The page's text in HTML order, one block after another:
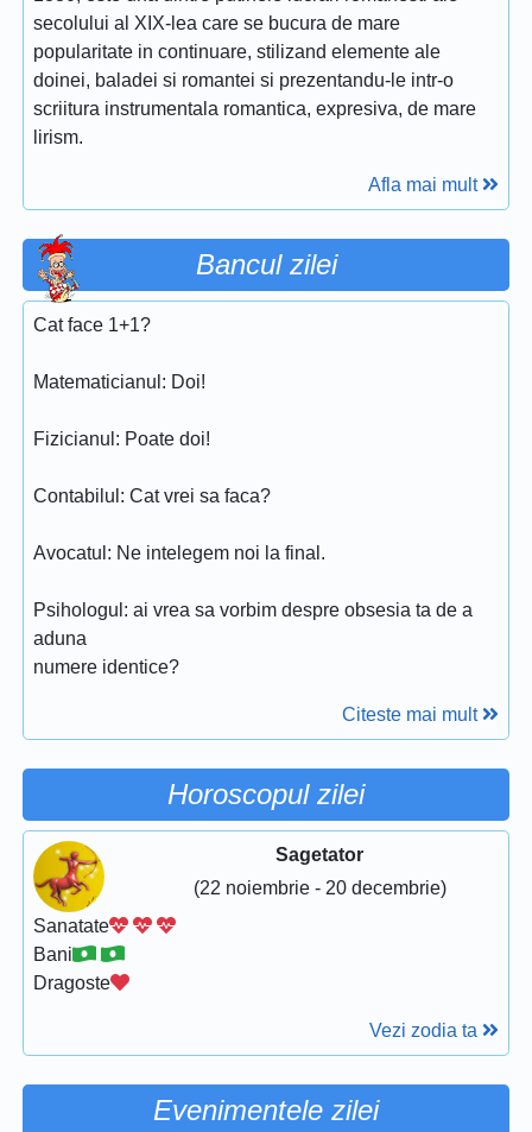
secolului al XIX-lea care se bucura de mare
popularitate in continuare, stilizand elemente ale
doinei, baladei si romantei si prezentandu-le intr-o
scriitura instrumentala romantica, expresiva, de mare
lirism.
Afla mai mult
Bancul zilei
Cat face 1+1?
Matematicianul: Doi!
Fizicianul: Poate doi!
Contabilul: Cat vrei sa faca?
Avocatul: Ne intelegem noi la final.
Psihologul: ai vrea sa vorbim despre obsesia ta de a
aduna
numere identice?
Citeste mai mult
Horoscopul zilei
Sagetator
(22 noiembrie - 20 decembrie)
Sanatate
Bani
Dragoste
Vezi zodia ta
Evenimentele zilei